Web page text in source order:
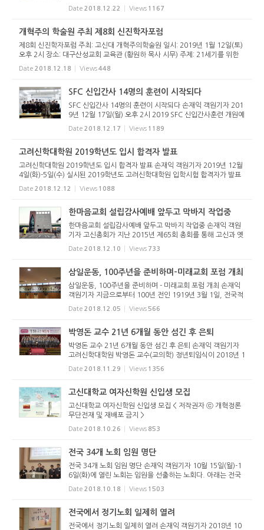
과 감동이 재현됐다. 교단 통합의 기념비적인 교회가 세워졌기
때문이다. 그 감격을 순서를 맡은 이들마다 빠지지 않고 전했
Date 2018.12.22 Views 1167
개혁주의 학술원 주최 제8회 신진학자포럼
제8회 신진학자포럼 주최: 고신대 개혁주의학술원 일시: 2019년 1월 12일(토)
오후 2시 장소: 대구산성교회 교육관 (황원하 목사 시무) 주제: 21세기를 위한
교부신학과 개혁신학 발표1: 태동열 박사 ㅡ 바빙크의 성령론적 관점에서 본 인
간의 자유와 보이지 ...
Date 2018.12.18 Views448
SFC 신입간사 14명의 훈련이 시작되다
SFC 신입간사 14명의 훈련이 시작되다 손재익 객원기자 201
9년 12월 17일(월) 오후 2시 2019 SFC 신입간사훈련 개원예
배가 열렸다. SFC 교육훈련센터 내 한길교회당(손재익 목사
시무)에서 신입간사 14명과 40여명의 축하객들이 참석한 가
Date 2018.12.17 Views 1189
고려신학대학원 2019학년도 입시 합격자 발표
고려신학대학원 2019학년도 입시 합격자 발표 손재익 객원기자 2019년 12월
4일(화)-5일(수) 실시된 2019학년도 고려신학대학원 입학시험 합격자가 발표
되었다. 입학정원 120명 모집에 126명이 지원하여 1.05:1의 경쟁률을 보였다.
특별전형 31명을 비롯해, ...
Date 2018.12.12 Views 1088
한마음교회 설립감사예배 앞두고 막바지 작업중
한마음교회 설립감사예배 앞두고 막바지 작업중 손재익 객원
기자 고신총회가 지난 2015년 제65회 총회를 통해 고신과 옛
고려가 통합한 것을 기념하여 추진해 오던 한마음교회(교단통
합 기념교회)가 설립감사예배를 앞두고 막바지 작업 중이다.
Date 2018.12.10 Views 733
삼일운동, 100주년을 준비하며-미래교회 포럼 개최
삼일운동, 100주년을 준비하며 - 미래교회 포럼 개최 손재익
객원기자 지금으로부터 100년 전인 1919년 3월 1일, 전국적
인 만세운동이 일어났다. 일본의 한반도 침략과 지배에 대해
민족 전체가 저항운동을 벌였다. 그 결과 임시정부 수립에 영
Date 2018.12.05 Views 566
박영돈 교수 21년 6개월 동안 섬긴 후 은퇴
박영돈 교수 21년 6개월 동안 섬긴 후 은퇴 손재익 객원기자
고려신학대학원 박영돈 교수(교의학) 정년퇴임식이 2018년 1
1월 29일(목) 12시 15분 고려신학대학원 강당에서 열렸다.
종강예배와 함께 드려진 이날 은퇴식에는 신대원 원우들과 퇴
Date 2018.11.29 Views 1356
고신대학교 여자신학원 신입생 모집
고신대학교 여자신학원 신입생 모집 < 저작권자 ⓒ 개혁정론
무단전재 및 재배포 금지 >
Date 2018.10.26 Views 853
전국 34개 노회 임원 명단
전국 34개 노회 임원 명단 손재익 객원기자 10월 15일(월)-1
6일(화)에 열린 노회는 임원을 선출하는 노회다. 아래는 전국
34개 노회에서 선출된 임원 명단이다. 노회 노회장 부노회장
부노회장 서기 부서기 회록서기 부회록서기 회계 부회계 강원
Date 2018.10.18 Views 1503
전국에서 정기노회 일제히 열려
전국에서 정기노회 일제히 열려 손재익 객원기자 2018년 10